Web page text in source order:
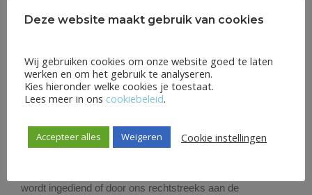
zorgprestatie is er een tarief vastgesteld door de NZa,
Maandelijkse facturen met zorgprestaties
maandelijks gefactureerd (voorheen kreeg je pas een
wordt ingediend of door ons rechtstreeks aan de
Deze website maakt gebruik van cookies
Wij gebruiken cookies om onze website goed te laten
werken en om het gebruik te analyseren.
Kies hieronder welke cookies je toestaat.
Lees meer in ons cookiebeleid.
Accepteer alles Weigeren Cookie instellingen